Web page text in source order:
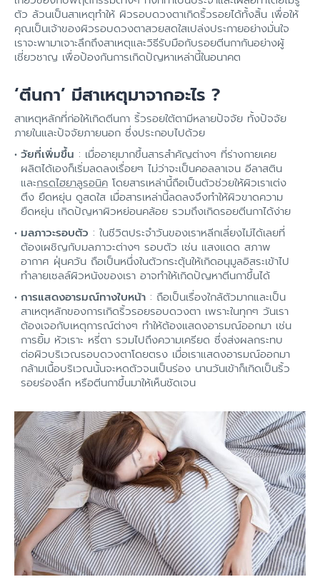
ตัว ล้วนเป็นสาเหตุทำให้ ผิวรอบดวงตาเกิดริ้วรอยได้ทั้งสิ้น เพื่อให้
คุณเป็นเจ้าของผิวรอบดวงตาสวยสดใสเปล่งประกายอย่างมั่นใจ
เราจะพามาเจาะลึกถึงสาเหตุและวิธีรับมือกับรอยตีนกากันอย่างผู้
เชี่ยวชาญ เพื่อป้องกันการเกิดปัญหาเหล่านี้ในอนาคต
‘ตีนกา’ มีสาเหตุมาจากอะไร ?
สาเหตุหลักที่ก่อให้เกิดตีนกา ริ้วรอยใต้ตามีหลายปัจจัย ทั้งปัจจัย
ภายในและปัจจัยภายนอก ซึ่งประกอบไปด้วย
วัยที่เพิ่มขึ้น : เมื่ออายุมากขึ้นสารสำคัญต่างๆ ที่ร่างกายเคย
ผลิตได้เองก็เริ่มลดลงเรื่อยๆ ไม่ว่าจะเป็นคอลลาเจน อีลาสติน
และกรดไฮยาลูรอนิค โดยสารเหล่านี้ถือเป็นตัวช่วยให้ผิวเราเต่ง
ตึง ยืดหยุ่น ดูสดใส เมื่อสารเหล่านี้ลดลงจึงทำให้ผิวขาดความ
ยืดหยุ่น เกิดปัญหาผิวหย่อนคล้อย รวมถึงเกิดรอยตีนกาได้ง่าย
มลภาวะรอบตัว : ในชีวิตประจำวันของเราหลีกเลี่ยงไม่ได้เลยที่
ต้องเผชิญกับมลภาวะต่างๆ รอบตัว เช่น แสงแดด สภาพ
อากาศ ฝุ่นควัน ถือเป็นหนึ่งในตัวกระตุ้นให้เกิดอนุมูลอิสระเข้าไป
ทำลายเซลล์ผิวหนังของเรา อาจทำให้เกิดปัญหาตีนกาขึ้นได้
การแสดงอารมณ์ทางใบหน้า : ถือเป็นเรื่องใกล้ตัวมากและเป็น
สาเหตุหลักของการเกิดริ้วรอยรอบดวงตา เพราะในทุกๆ วันเรา
ต้องเจอกับเหตุการณ์ต่างๆ ทำให้ต้องแสดงอารมณ์ออกมา เช่น
การยิ้ม หัวเราะ หรี่ตา รวมไปถึงความเครียด ซึ่งส่งผลกระทบ
ต่อผิวบริเวณรอบดวงตาโดยตรง เมื่อเราแสดงอารมณ์ออกมา
กล้ามเนื้อบริเวณนั้นจะหดตัวจนเป็นร่อง นานวันเข้าก็เกิดเป็นริ้ว
รอยร่องลึก หรือตีนกาขึ้นมาให้เห็นชัดเจน